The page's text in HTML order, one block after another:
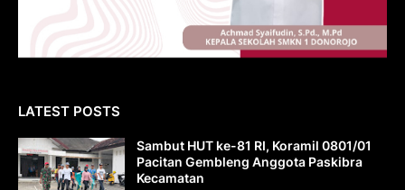
LATEST POSTS
Sambut HUT ke-81 RI, Koramil 0801/01
Pacitan Gembleng Anggota Paskibra
Kecamatan